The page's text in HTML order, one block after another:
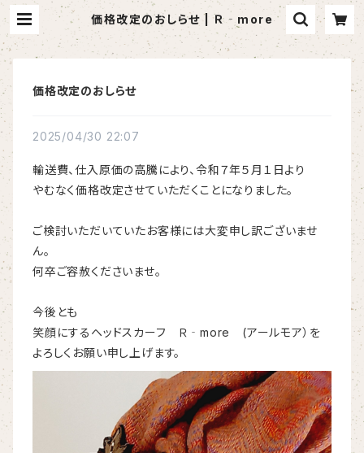
価格改定のおしらせ | Ｒ‐more
価格改定のおしらせ
2025/04/30 22:07
輸送費、仕入原価の高騰により、令和７年５月１日より
やむなく価格改定させていただくことになりました。
ご検討いただいていたお客様には大変申し訳ございませ
ん。
何卒ご容赦くださいませ。
今後とも
笑顔にするヘッドスカーフ Ｒ‐more (アールモア）を
よろしくお願い申し上げます。